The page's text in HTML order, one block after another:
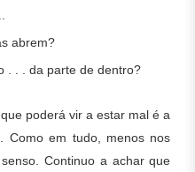
abrem?
. . . da parte de dentro?
poderá vir a estar mal é a
Como em tudo, menos nos
Continuo a achar que